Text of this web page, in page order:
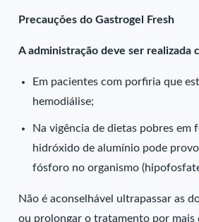
Precauções do Gastrogel Fresh
A administração deve ser realizada
Em pacientes com porfiria que
hemodiálise;
Na vigência de dietas pobres em
hidróxido de alumínio pode
fósforo no organismo
Não é aconselhável ultrapassar as
ou prolongar o tratamento por mais